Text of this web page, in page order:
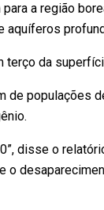
a região
aquíferos
da
de populações
disse o
o